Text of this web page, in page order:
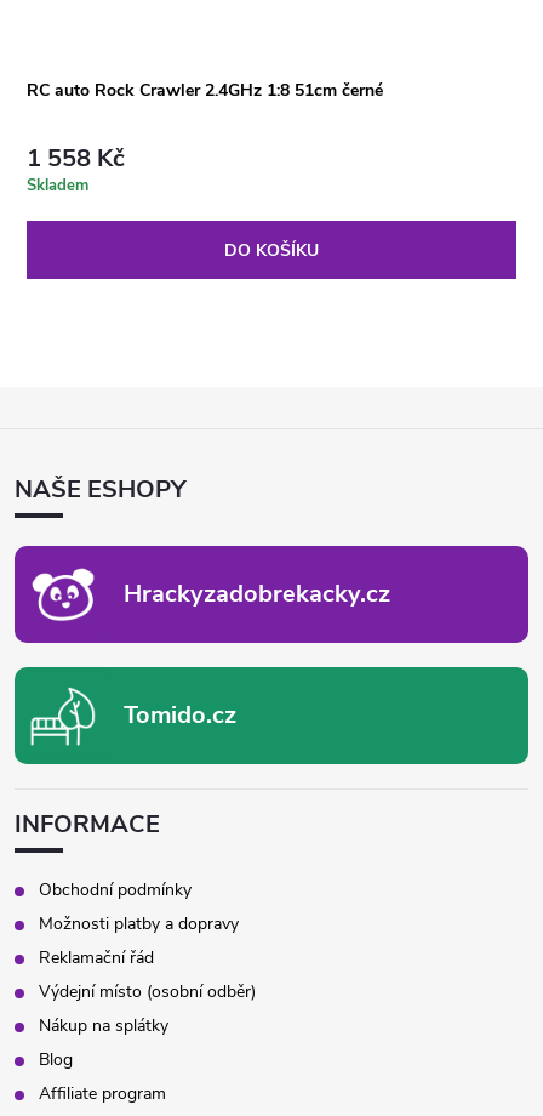
RC auto Rock Crawler 2.4GHz 1:8 51cm černé
1 558 Kč
Skladem
DO KOŠÍKU
ANAŠE ESHOPY
Hrackyzadobrekacky.cz
Tomido.cz
INFORMACE
Obchodní podmínky
Možnosti platby a dopravy
Reklamační řád
Výdejní místo (osobní odběr)
Nákup na splátky
Blog
Affiliate program